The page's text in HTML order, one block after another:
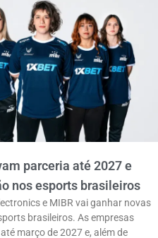
parceria até 2027 e
nos esports brasileiros
e MIBR vai ganhar novas
brasileiros. As empresas
março de 2027 e, além de